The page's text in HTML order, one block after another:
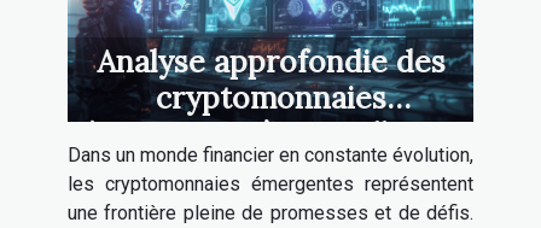
Analyse approfondie des
cryptomonnaies
émergentes à surveiller en
2023
Dans un monde financier en constante évolution,
les cryptomonnaies émergentes représentent
une frontière pleine de promesses et de défis.